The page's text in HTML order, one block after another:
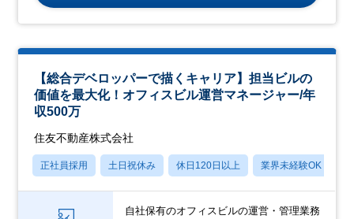
【総合デベロッパーで描くキャリア】担当ビルの
価値を最大化！オフィスビル運営マネージャー/年
収500万
住友不動産株式会社
正社員採用 土日祝休み 休日120日以上 業界未経験OK
自社保有のオフィスビルの運営・管理業務